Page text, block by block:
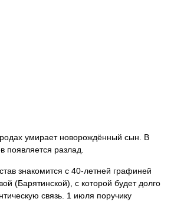
умирает новорождённый сын. В
появляется разлад.
знакомится с 40-летней графиней
(Барятинской), с которой будет долго
связь. 1 июля поручику